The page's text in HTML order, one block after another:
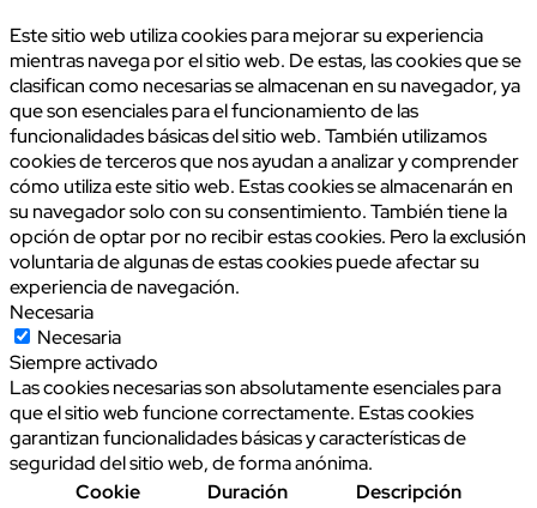
Este sitio web utiliza cookies para mejorar su experiencia
mientras navega por el sitio web. De estas, las cookies que se
clasifican como necesarias se almacenan en su navegador, ya
que son esenciales para el funcionamiento de las
funcionalidades básicas del sitio web. También utilizamos
cookies de terceros que nos ayudan a analizar y comprender
cómo utiliza este sitio web. Estas cookies se almacenarán en
su navegador solo con su consentimiento. También tiene la
opción de optar por no recibir estas cookies. Pero la exclusión
voluntaria de algunas de estas cookies puede afectar su
experiencia de navegación.
Necesaria
Necesaria
Siempre activado
Las cookies necesarias son absolutamente esenciales para
que el sitio web funcione correctamente. Estas cookies
garantizan funcionalidades básicas y características de
seguridad del sitio web, de forma anónima.
Cookie
Duración Descripción